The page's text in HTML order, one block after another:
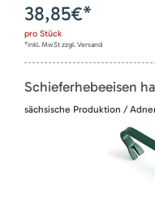
38,85€*
pro Stück
*inkl. MwSt zzgl. Versand
Schieferhebeeisen
sächsische Produktion /